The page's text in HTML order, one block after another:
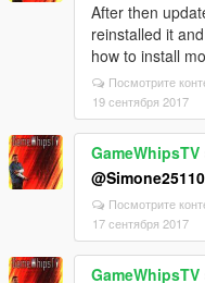
After then
reinstalled it
how to install
Посмотрите
19 сентября 2017
GameWhipsTV
Посмотрите
17 сентября 2017
GameWhipsTV